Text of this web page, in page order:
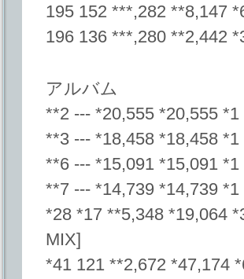
195 152 ***,282 **8,147
196 136 ***,280 **2,442
アルバム
**2 --- *20,555 *20,555
**3 --- *18,458 *18,458
**6 --- *15,091 *15,091
**7 --- *14,739 *14,739 *1
*28 *17 **5,348 *19,064
MIX]
*41 121 **2,672 *47,174